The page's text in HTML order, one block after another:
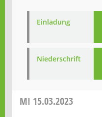
Einladung
Niederschrift
MI 15.03.2023